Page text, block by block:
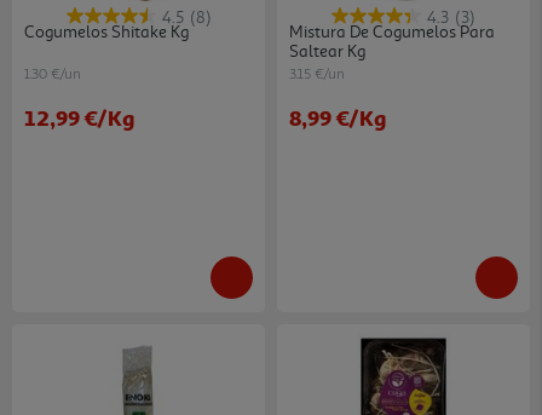
4.5 (8)
Cogumelos Shitake Kg
1.30 €/un
12,99 €/Kg
4.3 (3)
Mistura De Cogumelos Para
Saltear Kg
3.15 €/un
8,99 €/Kg